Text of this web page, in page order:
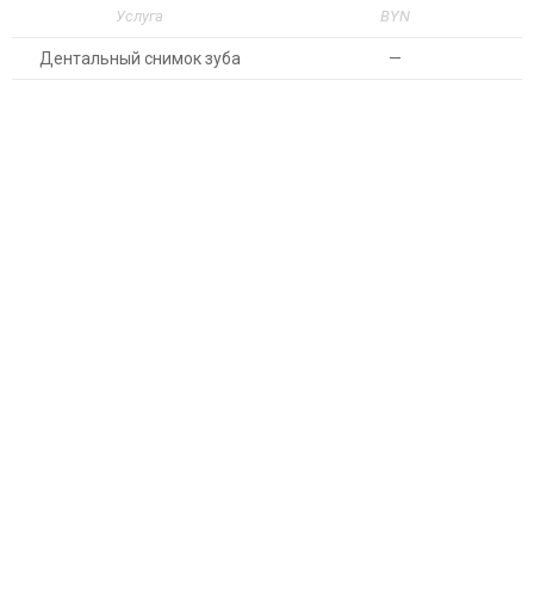
Услуга BYN
Дентальный снимок зуба —